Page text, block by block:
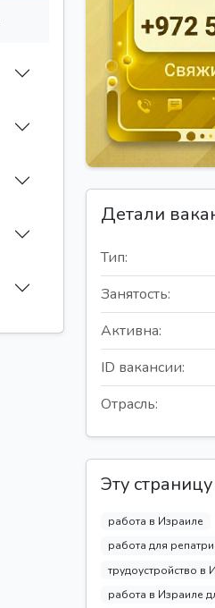
Детали
Тип:
Занятость:
Активна:
ID вакансии:
Отрасль:
Эту
работа в Израиле
работа для
трудоустройство в
работа в Израиле